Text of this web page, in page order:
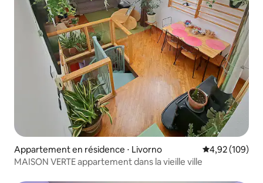
Appartement en résidence ⋅ Livorno Évaluation
4,92 (109)
MAISON VERTE appartement dans la vieille ville